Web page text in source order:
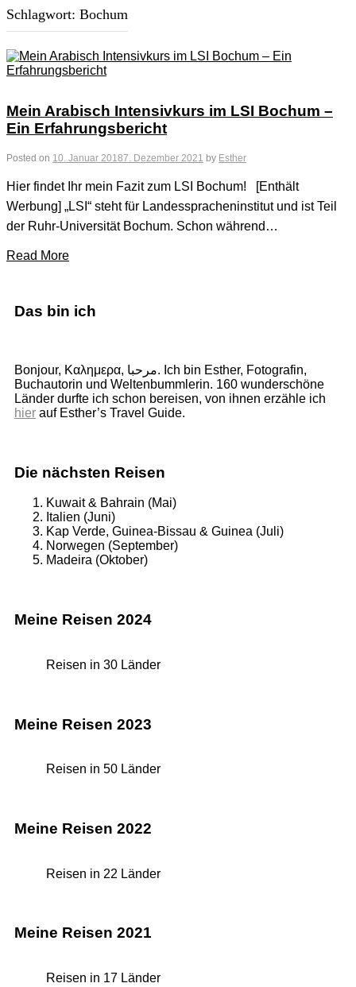
Schlagwort: Bochum
Mein Arabisch Intensivkurs im LSI Bochum –
Ein Erfahrungsbericht
Posted on 10. Januar 20187. Dezember 2021 by Esther
Hier findet Ihr mein Fazit zum LSI Bochum! [Enthält
Werbung] „LSI“ steht für Landesspracheninstitut und ist Teil
der Ruhr-Universität Bochum. Schon während…
Read More
Das bin ich
Bonjour, Καλημερα, مرحبا. Ich bin Esther, Fotografin,
Buchautorin und Weltenbummlerin. 160 wunderschöne
Länder durfte ich schon bereisen, von ihnen erzähle ich
hier auf Esther’s Travel Guide.
Die nächsten Reisen
Kuwait & Bahrain (Mai)
Italien (Juni)
Kap Verde, Guinea-Bissau & Guinea (Juli)
Norwegen (September)
Madeira (Oktober)
Meine Reisen 2024
Reisen in 30 Länder
Meine Reisen 2023
Reisen in 50 Länder
Meine Reisen 2022
Reisen in 22 Länder
Meine Reisen 2021
Reisen in 17 Länder